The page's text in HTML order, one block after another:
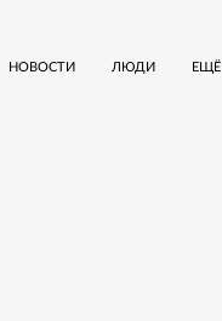
ЕЩЁ
НОВОСТИ ЛЮДИ